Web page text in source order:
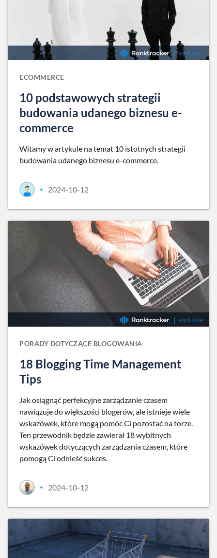
ECOMMERCE
10 podstawowych strategii
budowania udanego biznesu e-
commerce
Witamy w artykule na temat 10 istotnych strategii
budowania udanego biznesu e-commerce.
• 2024-10-12
PORADY DOTYCZĄCE BLOGOWANIA
18 Blogging Time Management
Tips
Jak osiągnąć perfekcyjne zarządzanie czasem
nawiązuje do większości blogerów, ale istnieje wiele
wskazówek, które mogą pomóc Ci pozostać na torze.
Ten przewodnik będzie zawierał 18 wybitnych
wskazówek dotyczących zarządzania czasem, które
pomogą Ci odnieść sukces.
• 2024-10-12